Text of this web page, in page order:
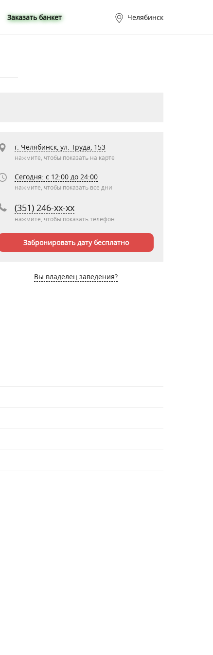
Заказать банкет Челябинск
г. Челябинск, ул. Труда, 153
нажмите, чтобы показать на карте
Сегодня: c 12:00 до 24:00
нажмите, чтобы показать все дни
(351) 246-xx-xx
нажмите, чтобы показать телефон
Забронировать дату бесплатно
Вы владелец заведения?